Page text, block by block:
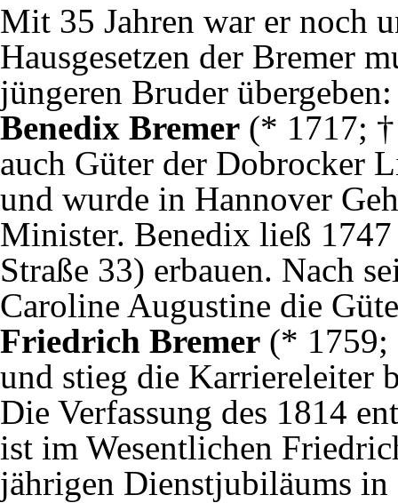
Mit 35 Jahren war er noch
Hausgesetzen der Bremer
jüngeren Bruder übergeben:
Benedix Bremer (* 1717;
auch Güter der Dobrocker
und wurde in Hannover
Minister. Benedix ließ
Straße 33) erbauen. Nach
Caroline Augustine die
Friedrich Bremer (* 1759;
und stieg die Karriereleiter
Die Verfassung des 1814
ist im Wesentlichen
jährigen Dienstjubiläums